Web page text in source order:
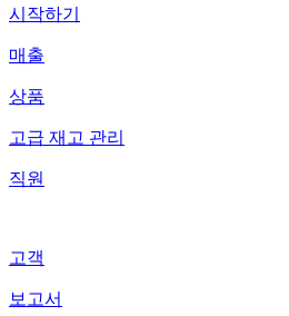
시작하기
매출
상품
고급 재고 관리
직원
고객
보고서